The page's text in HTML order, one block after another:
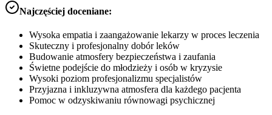
Najczęściej doceniane:
Wysoka empatia i zaangażowanie lekarzy w proces leczenia
Skuteczny i profesjonalny dobór leków
Budowanie atmosfery bezpieczeństwa i zaufania
Świetne podejście do młodzieży i osób w kryzysie
Wysoki poziom profesjonalizmu specjalistów
Przyjazna i inkluzywna atmosfera dla każdego pacjenta
Pomoc w odzyskiwaniu równowagi psychicznej